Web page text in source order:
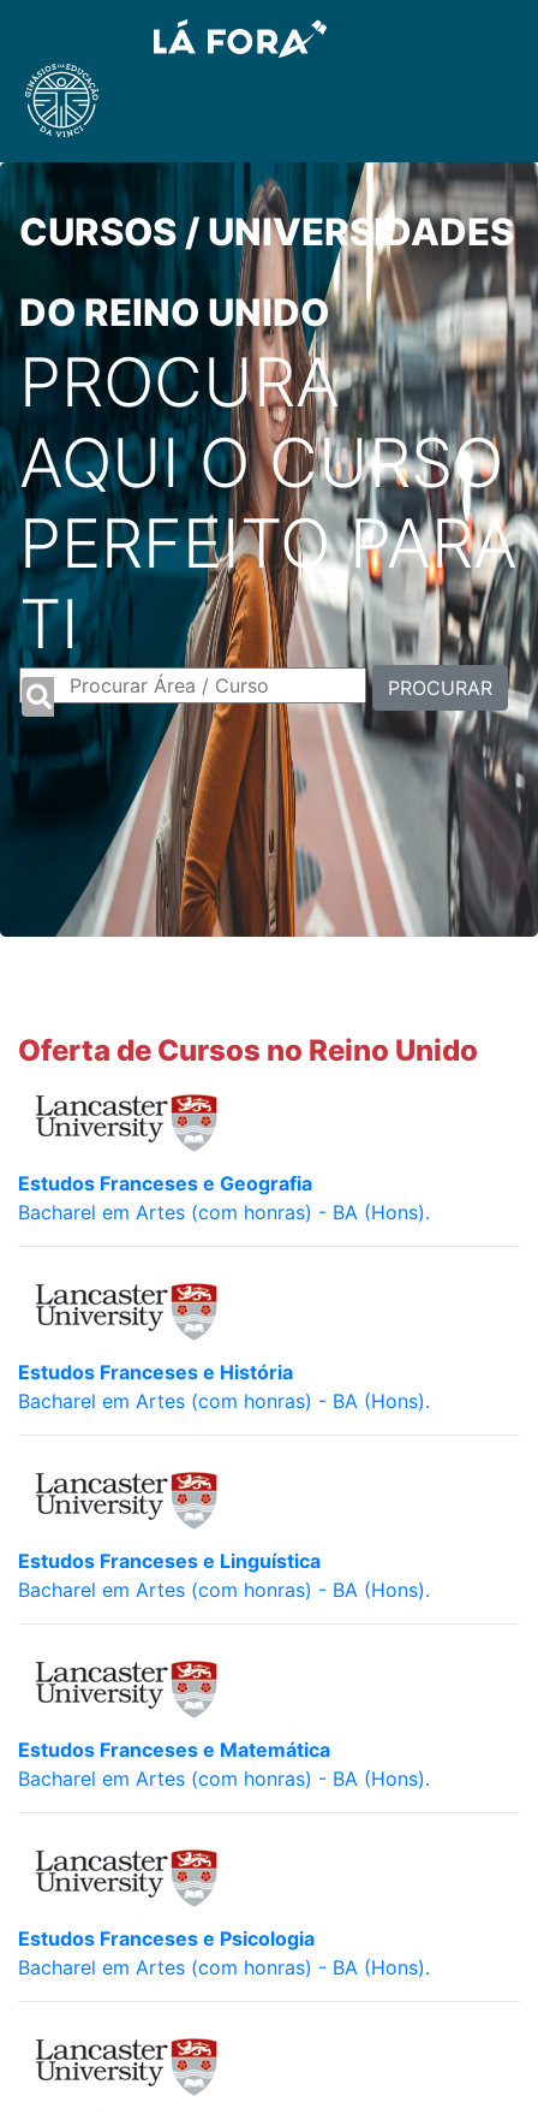
CURSOS / UNIVERSIDADES
DO REINO UNIDO
PROCURA
AQUI O CURSO
PERFEITO PARA
TI
PROCURAR
Oferta de Cursos no Reino Unido
Estudos Franceses e Geografia
Bacharel em Artes (com honras) - BA (Hons).
Estudos Franceses e História
Bacharel em Artes (com honras) - BA (Hons).
Estudos Franceses e Linguística
Bacharel em Artes (com honras) - BA (Hons).
Estudos Franceses e Matemática
Bacharel em Artes (com honras) - BA (Hons).
Estudos Franceses e Psicologia
Bacharel em Artes (com honras) - BA (Hons).